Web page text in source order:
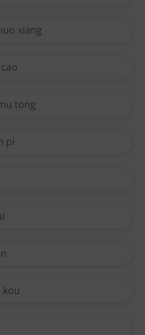
xiang
tong
pi
kou